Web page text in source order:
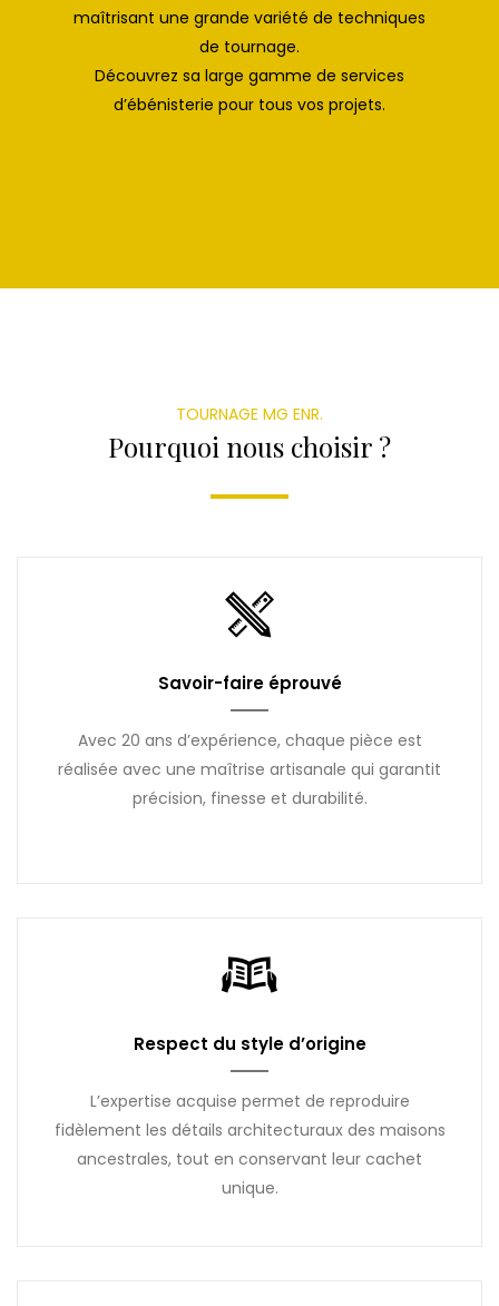
maîtrisant une grande variété de techniques
de tournage.
Découvrez sa large gamme de services
d’ébénisterie pour tous vos projets.
TOURNAGE MG ENR.
Pourquoi nous choisir ?
Savoir-faire éprouvé
Avec 20 ans d’expérience, chaque pièce est
réalisée avec une maîtrise artisanale qui garantit
précision, finesse et durabilité.
Respect du style d’origine
L’expertise acquise permet de reproduire
fidèlement les détails architecturaux des maisons
ancestrales, tout en conservant leur cachet
unique.